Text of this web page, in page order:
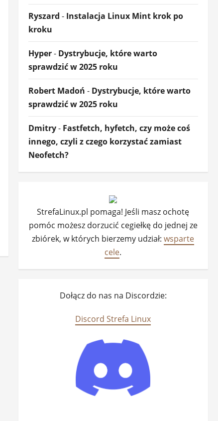
Ryszard - Instalacja Linux Mint krok po
kroku
Hyper- Dystrybucje, które warto
sprawdzić w 2025 roku
Robert Madoń - Dystrybucje, które warto
sprawdzić w 2025 roku
Dmitry- Fastfetch, hyfetch, czy może coś
innego, czyli z czego korzystać zamiast
Neofetch?
StrefaLinux.pl pomaga! Jeśli masz ochotę
pomóc możesz dorzucić cegiełkę do jednej ze
zbiórek, w których bierzemy udział:wsparte
cele.
Dołącz do nas na Discordzie:
Discord Strefa Linux